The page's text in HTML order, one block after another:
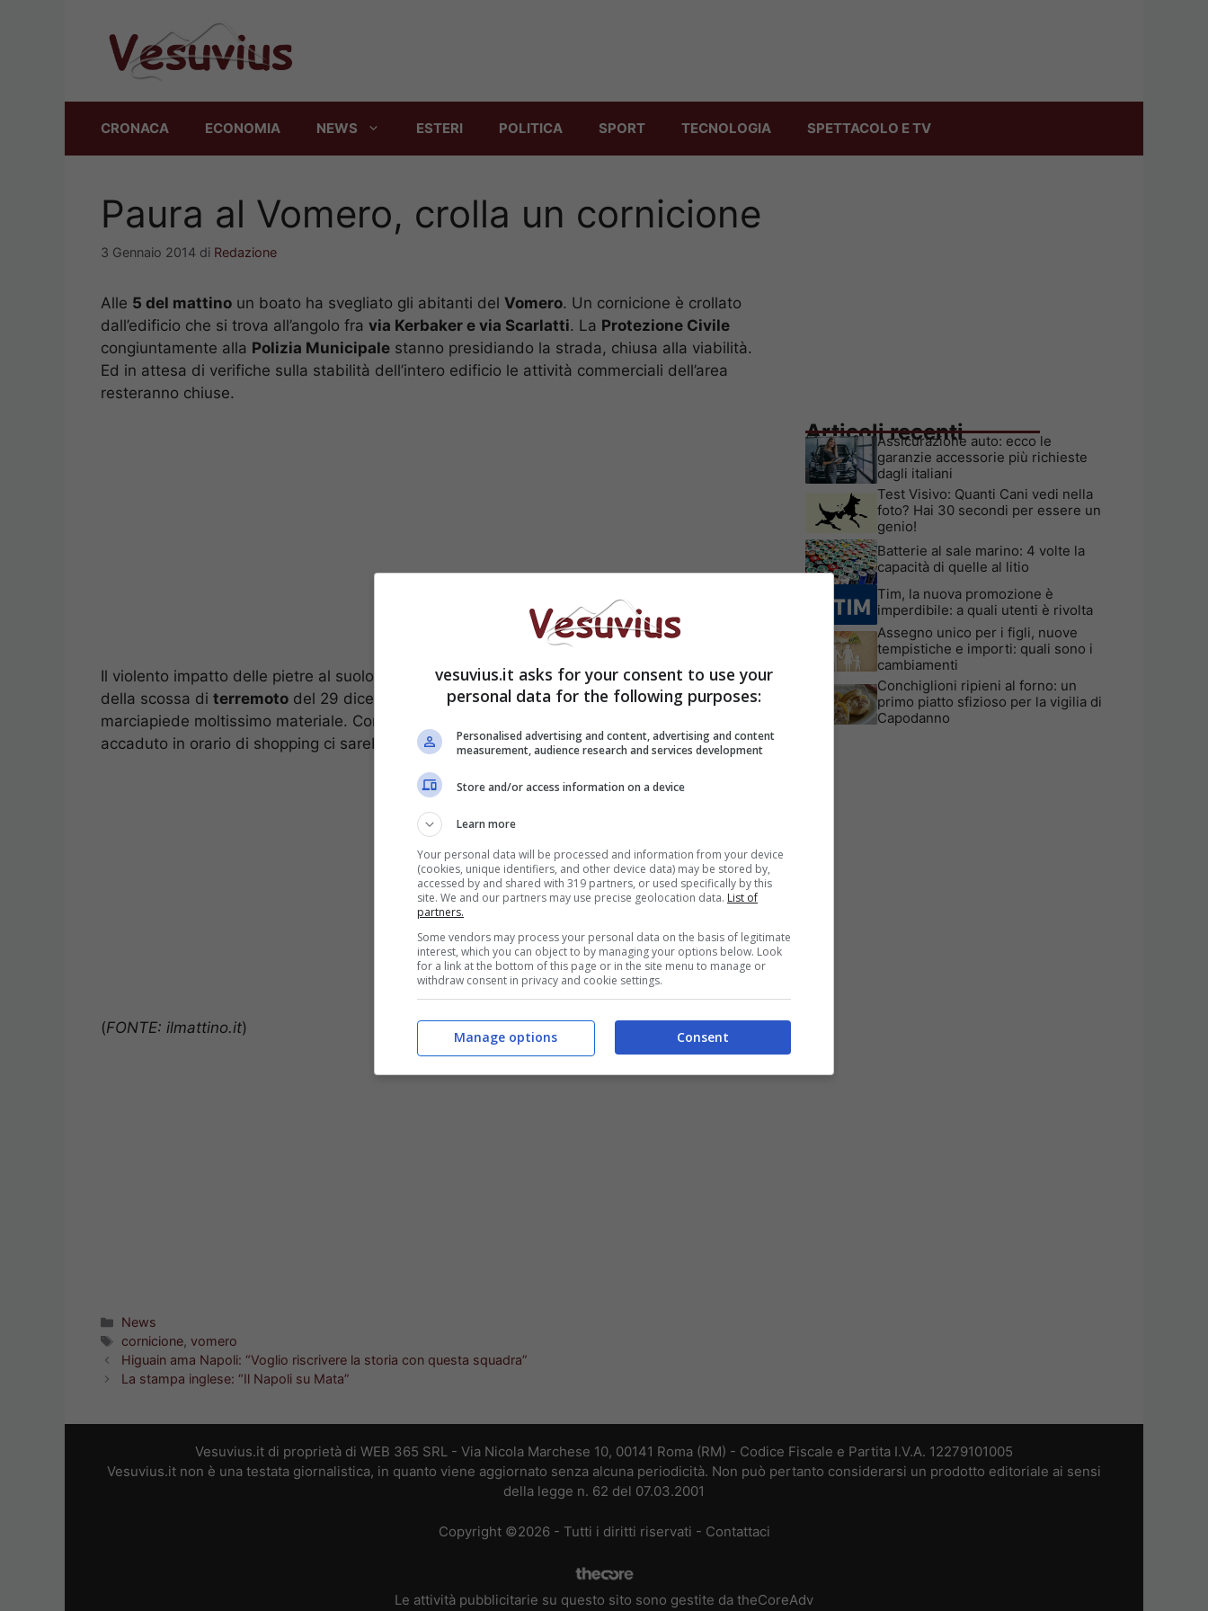
CRONACA ECONOMIA NEWS ESTERI POLITICA SPORT TECNOLOGIA SPETTACOLO E TV
Paura al Vomero, crolla un cornicione
3 Gennaio 2014 di Redazione
Alle 5 del mattino un boato ha svegliato gli abitanti del Vomero. Un cornicione è crollato
dall’edificio che si trova all’angolo fra via Kerbaker e via Scarlatti. La Protezione Civile
congiuntamente alla Polizia Municipale stanno presidiando la strada, chiusa alla viabilità.
Ed in attesa di verifiche sulla stabilità dell’intero edificio le attività commerciali dell’area
resteranno chiuse.
Il violento impatto delle pietre al suolo ha allarmato i vomeresi che hanno pensato ai postumi
della scossa di terremoto del 29 dicembre scorso. Un cedimento senza segnali, sul
marciapiede moltissimo materiale. Come constatato dai primi accorsi se tutto ciò fosse
accaduto in orario di shopping ci sarebbe scappato il morto.
(FONTE: ilmattino.it)
Categorie
News
Tag
cornicione,vomero
Higuain ama Napoli: “Voglio riscrivere la storia con questa squadra”
La stampa inglese: “Il Napoli su Mata”
Articoli recenti
Assicurazione auto: ecco le
garanzie accessorie più richieste
dagli italiani
Test Visivo: Quanti Cani vedi nella
foto? Hai 30 secondi per essere un
genio!
Batterie al sale marino: 4 volte la
capacità di quelle al litio
Tim, la nuova promozione è
imperdibile: a quali utenti è rivolta
Assegno unico per i figli, nuove
tempistiche e importi: quali sono i
cambiamenti
Conchiglioni ripieni al forno: un
primo piatto sfizioso per la vigilia di
Capodanno
Vesuvius.it di proprietà di WEB 365 SRL - Via Nicola Marchese 10, 00141 Roma (RM) - Codice Fiscale e Partita I.V.A. 12279101005
Vesuvius.it non è una testata giornalistica, in quanto viene aggiornato senza alcuna periodicità. Non può pertanto considerarsi un prodotto editoriale ai sensi
della legge n. 62 del 07.03.2001
Copyright ©2026 - Tutti i diritti riservati - Contattaci
Le attività pubblicitarie su questo sito sono gestite da theCoreAdv
vesuvius.it asks for your consent to use your
personal data for the following purposes:
Personalised advertising and content, advertising and content
measurement, audience research and services development
Store and/or access information on a device
Learn more
Your personal data will be processed and information from your device
(cookies, unique identifiers, and other device data) may be stored by,
accessed by and shared with 319 partners, or used specifically by this
site. We and our partners may use precise geolocation data. List of
partners.
Some vendors may process your personal data on the basis of legitimate
interest, which you can object to by managing your options below. Look
for a link at the bottom of this page or in the site menu to manage or
withdraw consent in privacy and cookie settings.
Consent
Manage options